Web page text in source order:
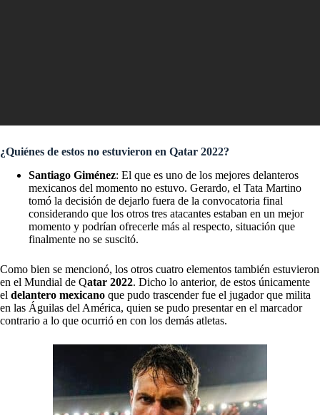
¿Quiénes de estos no estuvieron en Qatar 2022?
Santiago Giménez: El que es uno de los mejores delanteros
mexicanos del momento no estuvo. Gerardo, el Tata Martino
tomó la decisión de dejarlo fuera de la convocatoria final
considerando que los otros tres atacantes estaban en un mejor
momento y podrían ofrecerle más al respecto, situación que
finalmente no se suscitó.
Como bien se mencionó, los otros cuatro elementos también estuvieron
en el Mundial de Qatar 2022. Dicho lo anterior, de estos únicamente
el delantero mexicano que pudo trascender fue el jugador que milita
en las Águilas del América, quien se pudo presentar en el marcador
contrario a lo que ocurrió en con los demás atletas.